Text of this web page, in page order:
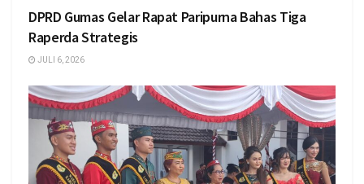
DPRD Gumas Gelar Rapat Paripurna Bahas Tiga
Raperda Strategis
JULI 6, 2026